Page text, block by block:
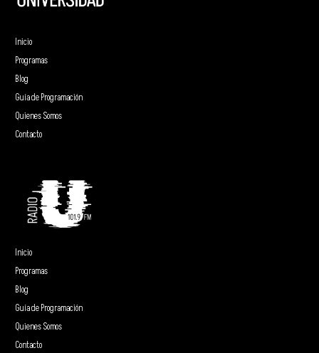
Inicio
Programas
Blog
Guía de Programación
Quienes Somos
Contacto
Inicio
Programas
Blog
Guía de Programación
Quienes Somos
Contacto